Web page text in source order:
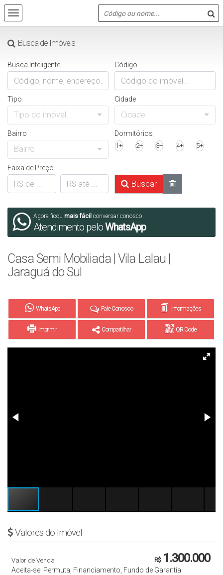
Busca de Imóveis
Busca Inteligente Código
Tipo
Tipo do imóvel...
Cidade
Cidade
Bairro
Bairro
Dormitórios
1+ 2+ 3+ 4+ 5+
Faixa de Preço
Buscar
Agora ficou mais fácil conversar conosco
Atendimento peloWhatsApp
Casa Semi Mobiliada | Vila Lalau |
Jaraguá do Sul
WhatsApp Fale Conosco Informações
Imprimir Compartilhar QR Code
Valores do Imóvel
R$1.300.000
Valor de Venda
Aceita-se: Permuta, Financiamento, Fundo de Garantia